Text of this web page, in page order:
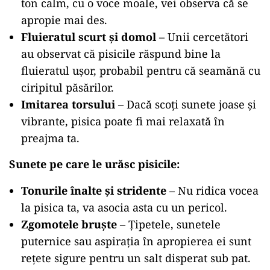
ton calm, cu o voce moale, vei observa că se
apropie mai des.
Fluieratul scurt și domol – Unii cercetători
au observat că pisicile răspund bine la
fluieratul ușor, probabil pentru că seamănă cu
ciripitul păsărilor.
Imitarea torsului – Dacă scoți sunete joase și
vibrante, pisica poate fi mai relaxată în
preajma ta.
Sunete pe care le urăsc pisicile:
Tonurile înalte și stridente – Nu ridica vocea
la pisica ta, va asocia asta cu un pericol.
Zgomotele bruște – Țipetele, sunetele
puternice sau aspirația în apropierea ei sunt
rețete sigure pentru un salt disperat sub pat.